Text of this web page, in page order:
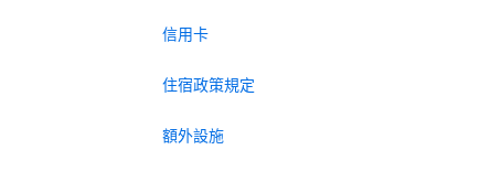
信用卡
住宿政策規定
額外設施